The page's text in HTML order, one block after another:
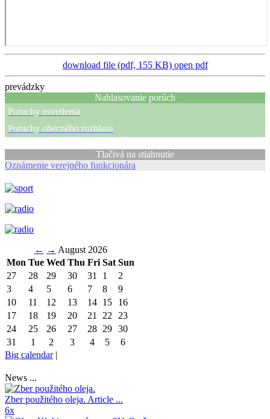
download file (pdf, 155 KB) open pdf
prevádzky
Nahlasovanie porúch
Poruchy osvetlenia
Poruchy obecného rozhlasu
Tlačivá na stiahnutie
Oznámenie verejného funkcionára
← → August 2026
Mon Tue Wed Thu Fri Sat Sun
27
28 29 30 31 1
2
3
4 5 6 7 8
9
10
11 12 13 14 15
16
17
18 19 20 21 22
23
24
25 26 27 28 29 30
31
1 2 3 4 5
6
Big calendar|
News ...
Zber použitého oleja. Article ...
6x